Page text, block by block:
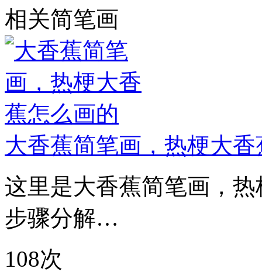
相关简笔画
大香蕉简笔画，热梗大
这里是大香蕉简笔画，
步骤分解…
108次